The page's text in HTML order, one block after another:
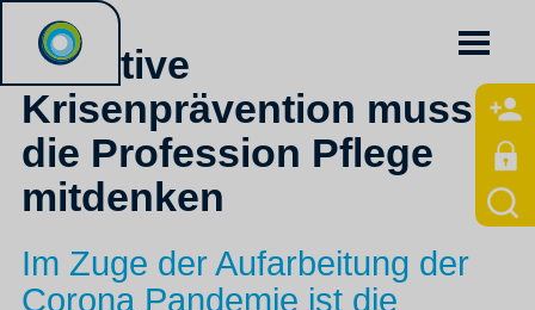
Effektive
Krisenprävention muss
die Profession Pflege
mitdenken
Im Zuge der Aufarbeitung der
Corona Pandemie ist die